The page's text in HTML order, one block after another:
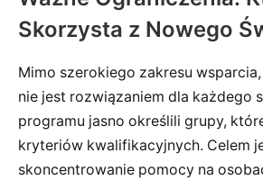
Skorzysta z Nowego
Mimo szerokiego zakresu
nie jest rozwiązaniem dla każdego
programu jasno określili grupy,
kryteriów kwalifikacyjnych. Celem
skoncentrowanie pomocy na